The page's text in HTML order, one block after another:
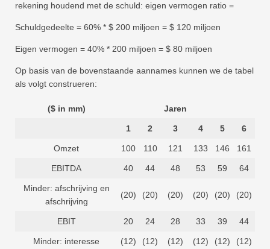
rekening houdend met de schuld: eigen vermogen ratio =
Schuldgedeelte = 60% * $ 200 miljoen = $ 120 miljoen
Eigen vermogen = 40% * 200 miljoen = $ 80 miljoen
Op basis van de bovenstaande aannames kunnen we de tabel
als volgt construeren:
($ in mm) Jaren
1 2 3 4 5 6
Omzet 100 110 121 133 146 161
EBITDA 40 44 48 53 59 64
Minder: afschrijving en
afschrijving
(20) (20) (20) (20) (20) (20)
EBIT 20 24 28 33 39 44
Minder: interesse (12) (12) (12) (12) (12) (12)